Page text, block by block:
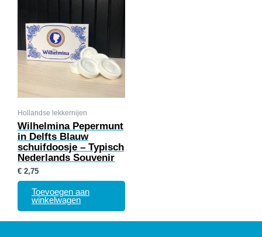
Hollandse lekkernijen
Wilhelmina Pepermunt
in Delfts Blauw
schuifdoosje – Typisch
Nederlands Souvenir
€ 2,75
Toevoegen aan
winkelwagen